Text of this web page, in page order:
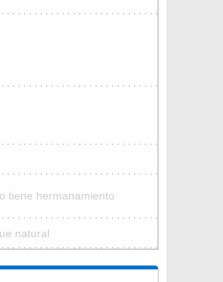
tiene hermanamiento
natural